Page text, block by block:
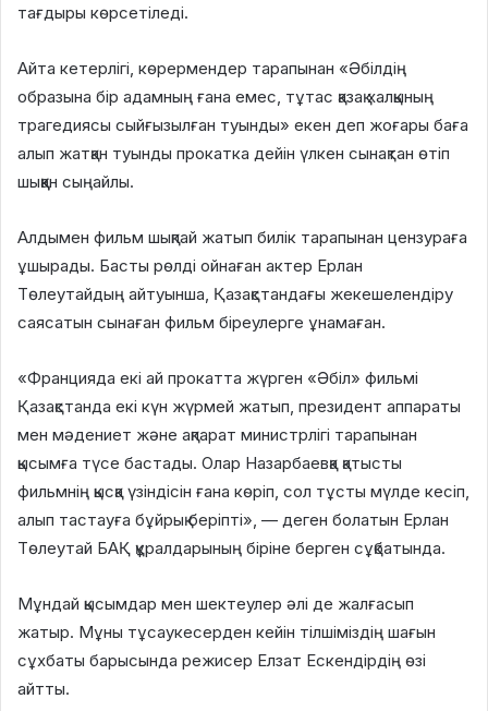
тағдыры көрсетіледі.
Айта кетерлігі, көрермендер тарапынан «Әбілдің
образына бір адамның ғана емес, тұтас қазақ халқының
трагедиясы сыйғызылған туынды» екен деп жоғары баға
алып жатқан туынды прокатка дейін үлкен сынақтан өтіп
шыққан сыңайлы.
Алдымен фильм шықпай жатып билік тарапынан цензураға
ұшырады. Басты рөлді ойнаған актер Ерлан
Төлеутайдың айтуынша, Қазақстандағы жекешелендіру
саясатын сынаған фильм біреулерге ұнамаған.
«Францияда екі ай прокатта жүрген «Әбіл» фильмі
Қазақстанда екі күн жүрмей жатып, президент аппараты
мен мәдениет және ақпарат министрлігі тарапынан
қысымға түсе бастады. Олар Назарбаевқа қатысты
фильмнің қысқа үзіндісін ғана көріп, сол тұсты мүлде кесіп,
алып тастауға бұйрық беріпті», — деген болатын Ерлан
Төлеутай БАҚ құралдарының біріне берген сұқбатында.
Мұндай қысымдар мен шектеулер әлі де жалғасып
жатыр. Мұны тұсаукесерден кейін тілшіміздің шағын
сұхбаты барысында режисер Елзат Ескендірдің өзі
айтты.